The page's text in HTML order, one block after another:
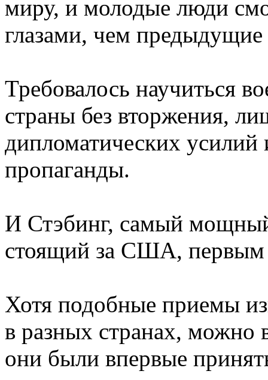
миру, и молодые люди
глазами, чем предыдущие
Требовалось научиться
страны без вторжения,
дипломатических
пропаганды.
И Стэбинг, самый
стоящий за США, первым
Хотя подобные приемы
в разных странах,
они были впервые